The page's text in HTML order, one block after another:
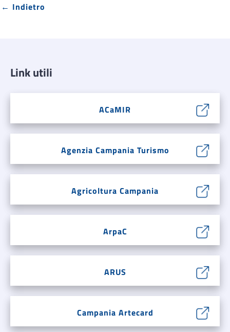
← Indietro
Link utili
ACaMIR
Agenzia Campania Turismo
Agricoltura Campania
ArpaC
ARUS
Campania Artecard